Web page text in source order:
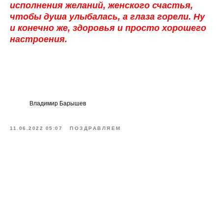
исполнения желаний, женского счастья,
чтобы душа улыбалась, а глаза горели. Ну
и конечно же, здоровья и просто хорошего
настроения.
Владимир Барышев
11.06.2022 05:07 ПОЗДРАВЛЯЕМ